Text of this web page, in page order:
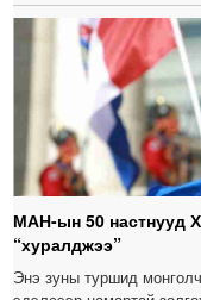
МАН-ын 50 настнууд
“хуралджээ”
Энэ зуны туршид